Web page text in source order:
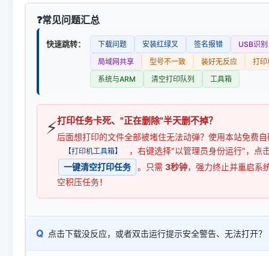
常见问题汇总
快速跳转： 下载问题 安装红绿叉 签名报错
USB识别
局域网共享
型号不一致 装好无反应
打印
系统与ARM
清空打印队列 工具箱
⚡打印任务卡死、"正在删除"半天删不掉？
后面想打印的文件全部被堵住无法动弹？使用本站免费
【打印机工具箱】
，右键选择"以管理员身份运行"，点
一键清空打印任务
。只需 3秒钟，强力终止并重启系
空积压任务！
Q 点击下载没反应，或者双击运行提示安全警告、无法打开？